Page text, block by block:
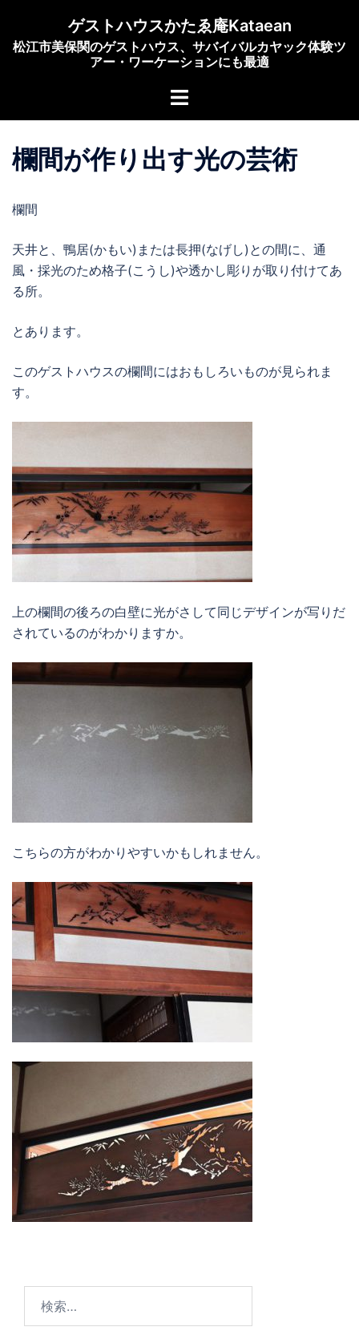
ゲストハウスかたゑ庵Kataean
松江市美保関のゲストハウス、サバイバルカヤック体験ツ
アー・ワーケーションにも最適
ト
メ
ニ
欄間が作り出す光の芸術
欄間
天井と、鴨居(かもい)または長押(なげし)との間に、通
風・採光のため格子(こうし)や透かし彫りが取り付けてあ
る所。
とあります。
このゲストハウスの欄間にはおもしろいものが見られま
す。
上の欄間の後ろの白壁に光がさして同じデザインが写りだ
されているのがわかりますか。
こちらの方がわかりやすいかもしれません。